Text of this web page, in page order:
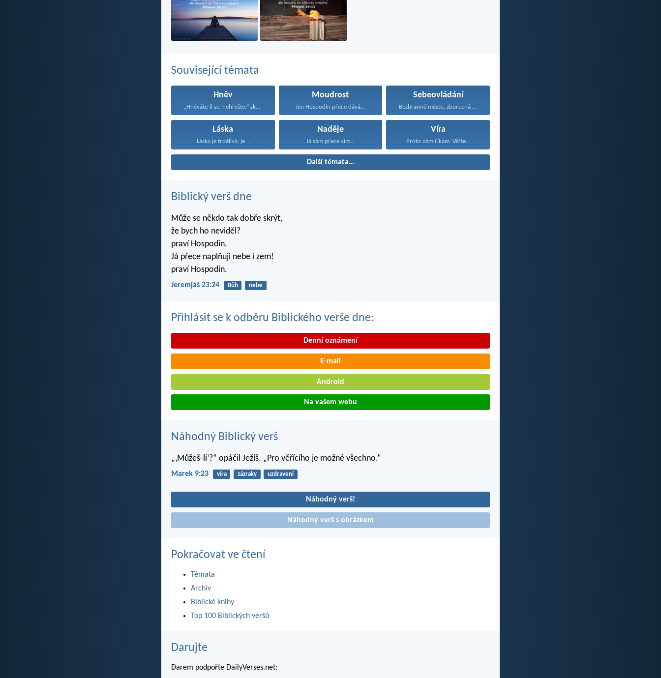
Související témata
Hněv
„Hněváte-li se, nehřešte;“ zkroťte...
Moudrost
Jen Hospodin přece dává...
Sebeovládání
Bezbranné město, zborcená hradba...
Láska
Láska je trpělivá, je...
Naděje
Já sám přece vím...
Víra
Proto vám říkám: Věřte...
Další témata…
Biblický verš dne
Může se někdo tak dobře skrýt,
že bych ho neviděl?
praví Hospodin.
Já přece naplňuji nebe i zem!
praví Hospodin.
Jeremjáš 23:24 Bůh nebe
Přihlásit se k odběru Biblického verše dne:
Denní oznámení
E-mail
Android
Na vašem webu
Náhodný Biblický verš
„‚Můžeš-li‘?“ opáčil Ježíš. „Pro věřícího je možné všechno.“
Marek 9:23 víra zázraky uzdravení
Náhodný verš!
Náhodný verš s obrázkem
Pokračovat ve čtení
Témata
Archiv
Biblické knihy
Top 100 Biblických veršů
Darujte
Darem podpořte DailyVerses.net: